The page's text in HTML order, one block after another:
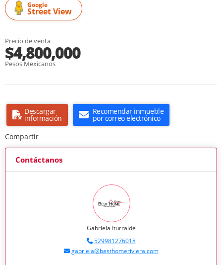
Google
Street View
Precio de venta
$4,800,000
Pesos Mexicanos
Descargar
información
Recomendar inmueble
por correo electrónico
Compartir
Contáctanos
Gabriela Iturralde
529981276018
gabriela@besthomeriviera.com